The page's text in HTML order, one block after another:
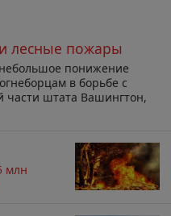
лесные пожары
понижение
в борьбе с
части штата Вашингтон,
млн